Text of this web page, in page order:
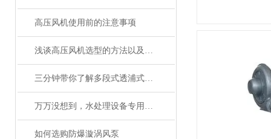
高压风机使用前的注意事项
浅谈高压风机选型的方法以及注意事项
三分钟带你了解多段式透浦式风机的特点
万万没想到，水处理设备专用高压风机的应用这么广泛！
如何选购防爆漩涡风泵